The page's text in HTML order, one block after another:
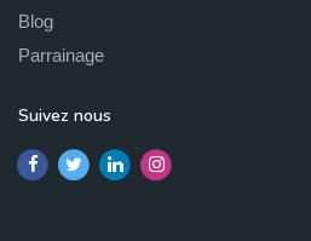
Blog
Parrainage
Suivez nous